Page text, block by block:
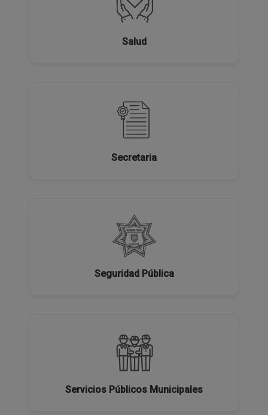
Salud
Secretaria
Seguridad Pública
Servicios Públicos Municipales